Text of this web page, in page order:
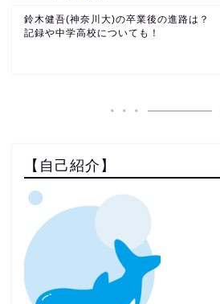
鈴木健吾(神奈川大)の卒業後の進路は？
記録や中学高校についても！
【自己紹介】